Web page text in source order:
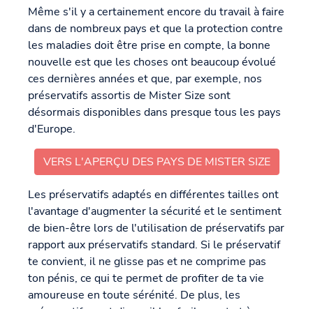
Même s'il y a certainement encore du travail à faire
dans de nombreux pays et que la protection contre
les maladies doit être prise en compte, la bonne
nouvelle est que les choses ont beaucoup évolué
ces dernières années et que, par exemple, nos
préservatifs assortis de Mister Size sont
désormais disponibles dans presque tous les pays
d'Europe.
VERS L'APERÇU DES PAYS DE MISTER SIZE
Les préservatifs adaptés en différentes tailles ont
l'avantage d'augmenter la sécurité et le sentiment
de bien-être lors de l'utilisation de préservatifs par
rapport aux préservatifs standard. Si le préservatif
te convient, il ne glisse pas et ne comprime pas
ton pénis, ce qui te permet de profiter de ta vie
amoureuse en toute sérénité. De plus, les